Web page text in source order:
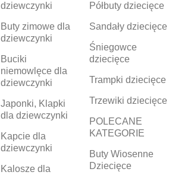
dziewczynki
Buty zimowe dla
dziewczynki
Buciki
niemowlęce dla
dziewczynki
Japonki, Klapki
dla dziewczynki
Kapcie dla
dziewczynki
Kalosze dla
Półbuty dziecięce
Sandały dziecięce
Śniegowce
dziecięce
Trampki dziecięce
Trzewiki dziecięce
POLECANE
KATEGORIE
Buty Wiosenne
Dziecięce